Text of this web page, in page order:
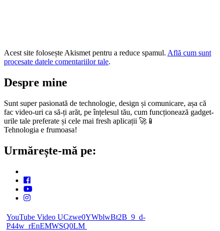
Acest site folosește Akismet pentru a reduce spamul. Află cum sunt
procesate datele comentariilor tale.
Despre mine
Sunt super pasionată de technologie, design și comunicare, așa că
fac video-uri ca să-ți arăt, pe înțelesul tău, cum funcționează gadget-
urile tale preferate și cele mai fresh aplicații 🚀📱
Tehnologia e frumoasa!
Urmărește-mă pe:
YouTube Video UCzwe0YWblwBt2B_9_d-
P44w_rEnEMWSQ0LM